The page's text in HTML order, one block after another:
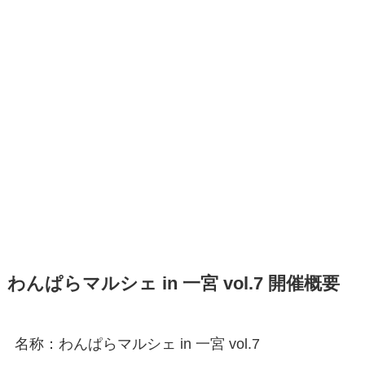
わんぱらマルシェ in 一宮 vol.7 開催概要
名称：わんぱらマルシェ in 一宮 vol.7